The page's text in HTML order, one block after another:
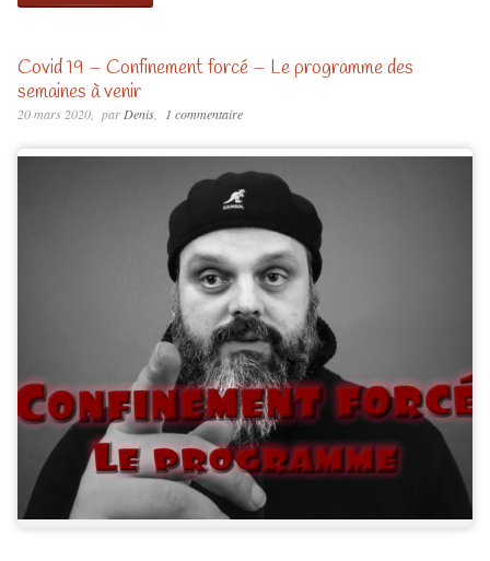
Covid 19 – Confinement forcé – Le programme des
semaines à venir
20 mars 2020 parDenis 1 commentaire